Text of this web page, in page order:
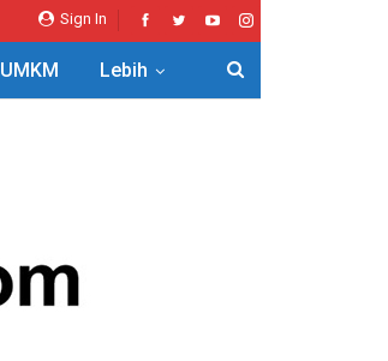
Sign In
UMKM Lebih